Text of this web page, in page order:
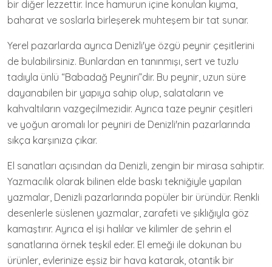
bir diğer lezzettir. İnce hamurun içine konulan kıyma,
baharat ve soslarla birleşerek muhteşem bir tat sunar.
Yerel pazarlarda ayrıca Denizli'ye özgü peynir çeşitlerini
de bulabilirsiniz. Bunlardan en tanınmışı, sert ve tuzlu
tadıyla ünlü “Babadağ Peyniri”dir. Bu peynir, uzun süre
dayanabilen bir yapıya sahip olup, salataların ve
kahvaltıların vazgeçilmezidir. Ayrıca taze peynir çeşitleri
ve yoğun aromalı lor peyniri de Denizli'nin pazarlarında
sıkça karşınıza çıkar.
El sanatları açısından da Denizli, zengin bir mirasa sahiptir.
Yazmacılık olarak bilinen elde baskı tekniğiyle yapılan
yazmalar, Denizli pazarlarında popüler bir üründür. Renkli
desenlerle süslenen yazmalar, zarafeti ve şıklığıyla göz
kamaştırır. Ayrıca el işi halılar ve kilimler de şehrin el
sanatlarına örnek teşkil eder. El emeği ile dokunan bu
ürünler, evlerinize eşsiz bir hava katarak, otantik bir